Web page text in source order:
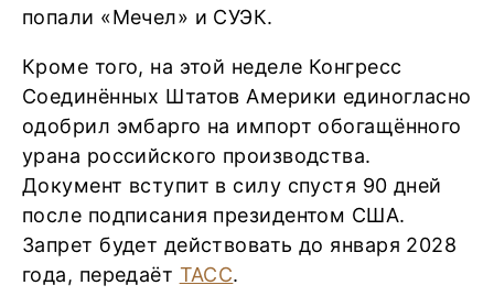
попали «Мечел» и СУЭК.
Кроме того, на этой неделе Конгресс
Соединённых Штатов Америки единогласно
одобрил эмбарго на импорт обогащённого
урана российского производства.
Документ вступит в силу спустя 90 дней
после подписания президентом США.
Запрет будет действовать до января 2028
года, передаёт ТАСС.